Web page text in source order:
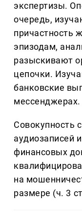
экспертизы.
очередь,
причастность
эпизодам,
разыскивают
цепочки.
банковские
мессенджерах.
Совокупность
аудиозаписей
финансовых
на
размере (ч. 3